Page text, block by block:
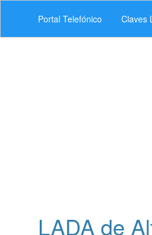
Portal Telefónico Claves
LADA de